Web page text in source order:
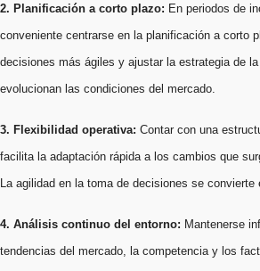
2. Planificación a corto plazo: En periodos de
conveniente centrarse en la planificación a corto
decisiones más ágiles y ajustar la estrategia de
evolucionan las condiciones del mercado.
3. Flexibilidad operativa: Contar con una
facilita la adaptación rápida a los cambios que
La agilidad en la toma de decisiones se convierte
4. Análisis continuo del entorno: Mantenerse
tendencias del mercado, la competencia y los